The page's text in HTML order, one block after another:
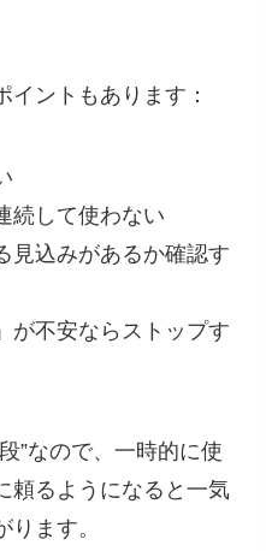
イントもあります：
続して使わない
見込みがあるか確認す
が不安ならストップす
”なので、一時的に使
頼るようになると一気
ます。